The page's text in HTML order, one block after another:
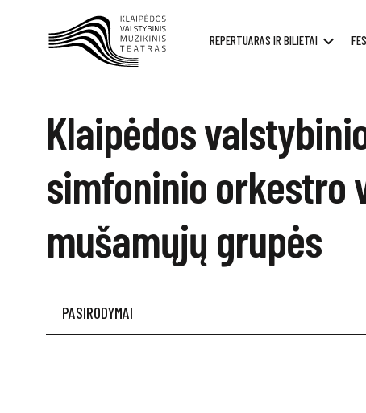
REPERTUARAS IR BILIETAI
Klaipėdos
simfoninio orkestro
mušamųjų grupės
PASIRODYMAI